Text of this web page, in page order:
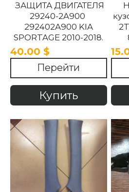
ЗАЩИТА ДВИГАТЕЛЯ
29240-2A900
292402A900 KIA
SPORTAGE 2010-2018.
40.00 $
Перейти
Купить